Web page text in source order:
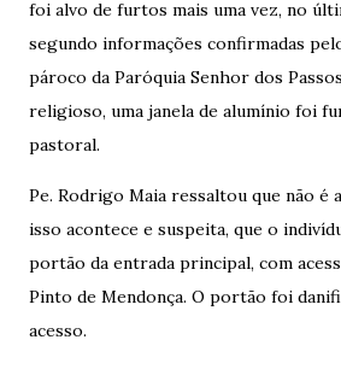
foi alvo de furtos mais uma vez, no
segundo informações confirmadas
pároco da Paróquia Senhor dos
religioso, uma janela de alumínio foi
pastoral.
Pe. Rodrigo Maia ressaltou que não é
isso acontece e suspeita, que o
portão da entrada principal, com
Pinto de Mendonça. O portão foi
acesso.